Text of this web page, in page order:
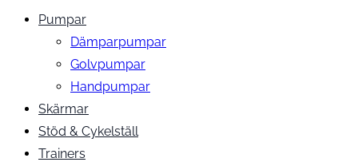
Pumpar
Dämparpumpar
Golvpumpar
Handpumpar
Skärmar
Stöd & Cykelställ
Trainers